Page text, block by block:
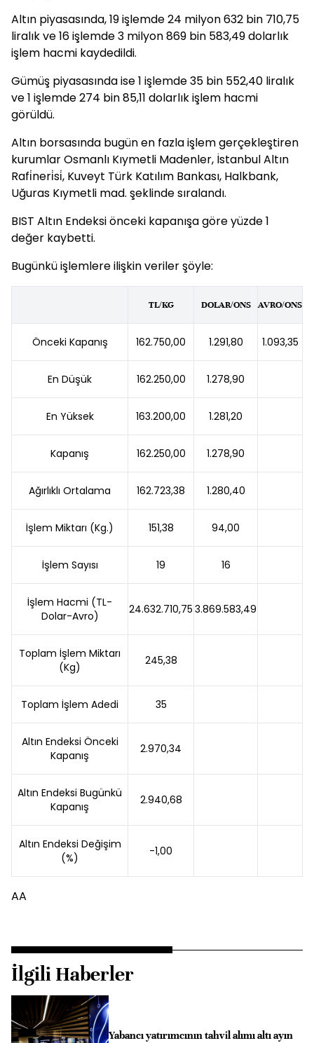
Altın piyasasında, 19 işlemde 24 milyon 632 bin 710,75
liralık ve 16 işlemde 3 milyon 869 bin 583,49 dolarlık
işlem hacmi kaydedildi.
Gümüş piyasasında ise 1 işlemde 35 bin 552,40 liralık
ve 1 işlemde 274 bin 85,11 dolarlık işlem hacmi
görüldü.
Altın borsasında bugün en fazla işlem gerçekleştiren
kurumlar Osmanlı Kıymetli Madenler, İstanbul Altın
Rafi̇neri̇si̇, Kuveyt Türk Katılım Bankası, Halkbank,
Uğuras Kıymetli mad. şeklinde sıralandı.
BIST Altın Endeksi önceki kapanışa göre yüzde 1
değer kaybetti.
Bugünkü işlemlere ilişkin veriler şöyle:
TL/KG DOLAR/ONS AVRO/ONS
Önceki Kapanış 162.750,00 1.291,80 1.093,35
En Düşük 162.250,00 1.278,90
En Yüksek 163.200,00 1.281,20
Kapanış 162.250,00 1.278,90
Ağırlıklı Ortalama 162.723,38 1.280,40
İşlem Miktarı (Kg.) 151,38 94,00
İşlem Sayısı 19 16
İşlem Hacmi (TL-
Dolar-Avro)
24.632.710,75 3.869.583,49
Toplam İşlem Miktarı
(Kg)
245,38
Toplam İşlem Adedi 35
Altın Endeksi Önceki
Kapanış
2.970,34
Altın Endeksi Bugünkü
Kapanış
2.940,68
Altın Endeksi Değişim
(%)
-1,00
AA
İlgili Haberler
Yabancı yatırımcının tahvil alımı altı ayın